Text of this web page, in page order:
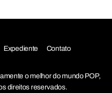
Expediente Contato
o melhor do mundo POP,
direitos reservados.